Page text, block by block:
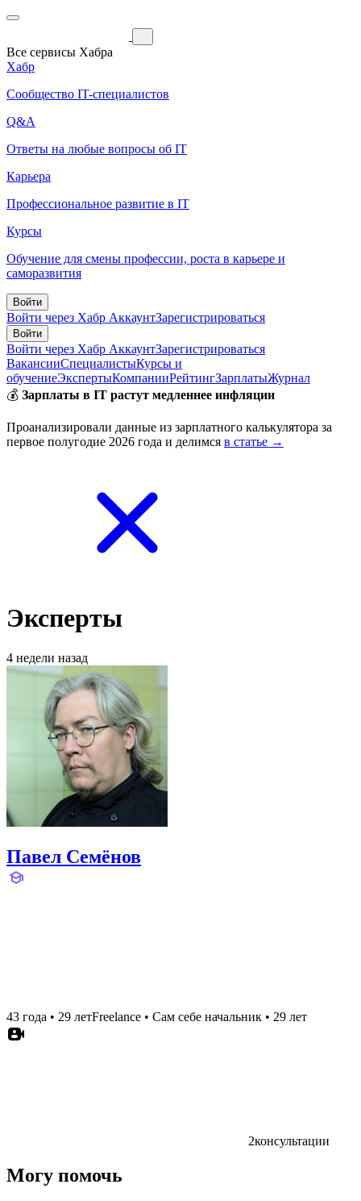
Все сервисы Хабра
Хабр
Сообщество IT-специалистов
Q&A
Ответы на любые вопросы об IT
Карьера
Профессиональное развитие в IT
Курсы
Обучение для смены профессии, роста в карьере и
саморазвития
Войти
Войти через Хабр АккаунтЗарегистрироваться
Войти
Войти через Хабр АккаунтЗарегистрироваться
ВакансииСпециалистыКурсы и
обучениеЭкспертыКомпанииРейтингЗарплатыЖурнал
💰 Зарплаты в IT растут медленнее инфляции
Проанализировали данные из зарплатного калькулятора за
первое полугодие 2026 года и делимся в статье →
Эксперты
4 недели назад
Павел Семёнов
43 года • 29 летFreelance • Сам себе начальник • 29 лет
2консультации
Могу помочь